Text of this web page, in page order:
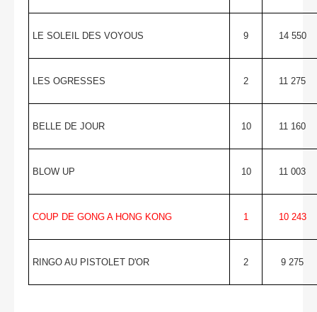
LE SOLEIL DES VOYOUS 9 14 550
LES OGRESSES 2 11 275
BELLE DE JOUR 10 11 160
BLOW UP 10 11 003
COUP DE GONG A HONG KONG 1 10 243
RINGO AU PISTOLET D'OR 2 9 275